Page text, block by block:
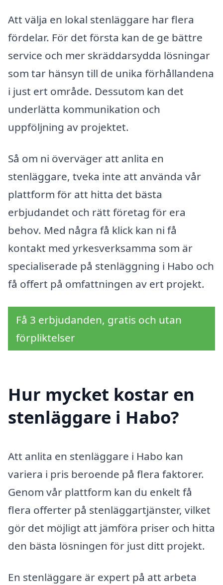
Att välja en lokal stenläggare har flera
fördelar. För det första kan de ge bättre
service och mer skräddarsydda lösningar
som tar hänsyn till de unika förhållandena
i just ert område. Dessutom kan det
underlätta kommunikation och
uppföljning av projektet.
Så om ni överväger att anlita en
stenläggare, tveka inte att använda vår
plattform för att hitta det bästa
erbjudandet och rätt företag för era
behov. Med några få klick kan ni få
kontakt med yrkesverksamma som är
specialiserade på stenläggning i Habo och
få offert på omfattningen av ert projekt.
Få 3 erbjudanden, gratis och utan
förpliktelser
Hur mycket kostar en
stenläggare i Habo?
Att anlita en stenläggare i Habo kan
variera i pris beroende på flera faktorer.
Genom vår plattform kan du enkelt få
flera offerter på stenläggartjänster, vilket
gör det möjligt att jämföra priser och hitta
den bästa lösningen för just ditt projekt.
En stenläggare är expert på att arbeta